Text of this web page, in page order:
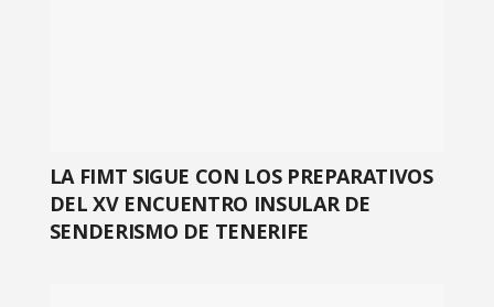
LA FIMT SIGUE CON LOS PREPARATIVOS
DEL XV ENCUENTRO INSULAR DE
SENDERISMO DE TENERIFE